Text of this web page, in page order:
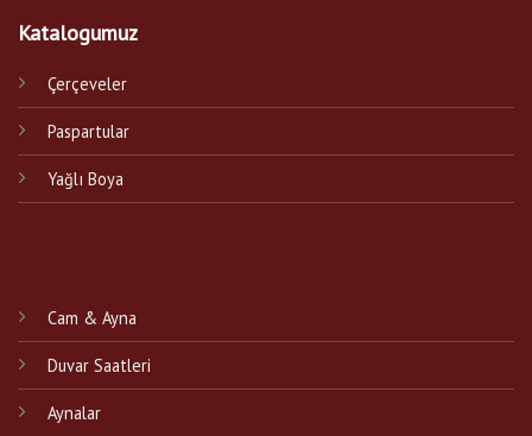
Katalogumuz
Çerçeveler
Paspartular
Yağlı Boya
Cam & Ayna
Duvar Saatleri
Aynalar